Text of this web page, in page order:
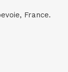
France.